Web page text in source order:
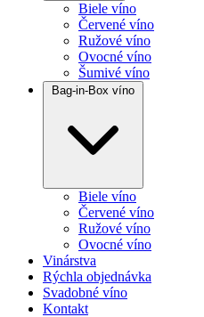
Biele víno
Červené víno
Ružové víno
Ovocné víno
Šumivé víno
Bag-in-Box víno
Biele víno
Červené víno
Ružové víno
Ovocné víno
Vinárstva
Rýchla objednávka
Svadobné víno
Kontakt